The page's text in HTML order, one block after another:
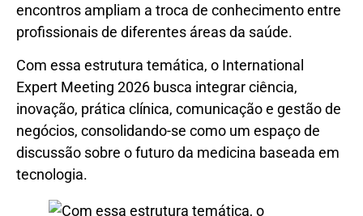
encontros ampliam a troca de conhecimento entre
profissionais de diferentes áreas da saúde.
Com essa estrutura temática, o International
Expert Meeting 2026 busca integrar ciência,
inovação, prática clínica, comunicação e gestão de
negócios, consolidando-se como um espaço de
discussão sobre o futuro da medicina baseada em
tecnologia.